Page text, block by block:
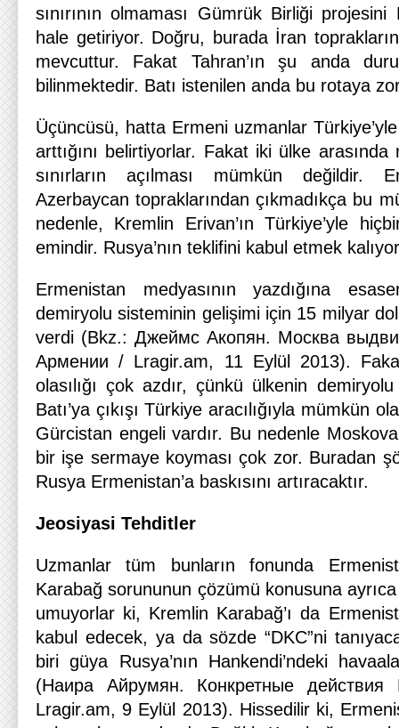
sınırının olmaması Gümrük Birliği
hale getiriyor. Doğru, burada İran
mevcuttur. Fakat Tahran’ın şu anda
bilinmektedir. Batı istenilen anda bu rotaya
Üçüncüsü, hatta Ermeni uzmanlar Türkiye’yle
arttığını belirtiyorlar. Fakat iki ülke
sınırların açılması mümkün değildir.
Azerbaycan topraklarından çıkmadıkça bu
nedenle, Kremlin Erivan’ın Türkiye’yle
emindir. Rusya’nın teklifini kabul etmek
Ermenistan medyasının yazdığına
demiryolu sisteminin gelişimi için 15 milyar
verdi (Bkz.: Джеймс Акопян. Москва
Армении / Lragir.am, 11 Eylül 2013).
olasılığı çok azdır, çünkü ülkenin
Batı’ya çıkışı Türkiye aracılığıyla mümkün
Gürcistan engeli vardır. Bu nedenle
bir işe sermaye koyması çok zor. Buradan
Rusya Ermenistan’a baskısını artıracaktır.
Jeosiyasi Tehditler
Uzmanlar tüm bunların fonunda
Karabağ sorununun çözümü konusuna
umuyorlar ki, Kremlin Karabağ’ı da
kabul edecek, ya da sözde “DKC”ni
biri güya Rusya’nın Hankendi’ndeki
(Наира Айрумян. Конкретные
Lragir.am, 9 Eylül 2013). Hissedilir ki,